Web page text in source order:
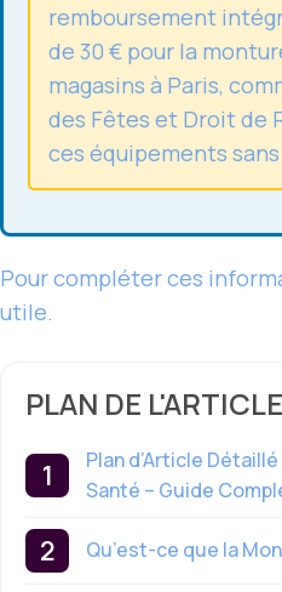
remboursement
de 30 € pour la
magasins à Paris,
des Fêtes et Droit de
ces équipements
Pour compléter ces
utile.
PLAN DE L'ARTICLE
Plan d’Article
Santé – Guide
Qu’est-ce que la